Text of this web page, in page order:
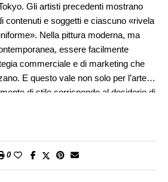
Gli artisti precedenti mostrano
contenuti e soggetti e ciascuno «rivela
Nella pittura moderna, ma
essere facilmente
commerciale e di marketing che
E questo vale non solo per l’arte…
di stile corrisponde al desiderio di
ma anche qui si tratta di marketing.
in presenza di quella che
ma sempre non prevedibili. Insomma,
0